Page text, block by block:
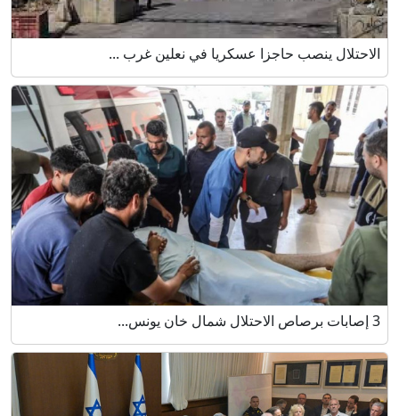
الاحتلال ينصب حاجزا عسكريا في نعلين غرب ...
3 إصابات برصاص الاحتلال شمال خان يونس...